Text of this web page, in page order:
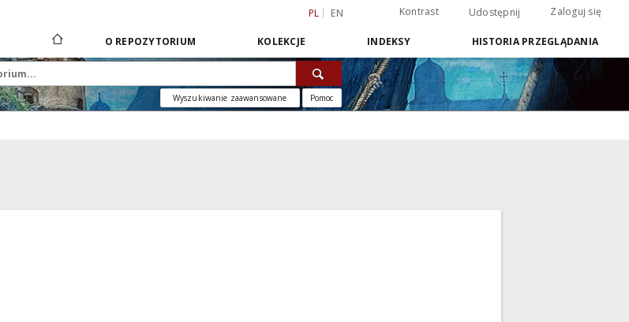
PL EN Kontrast Udostępnij Zaloguj się
O REPOZYTORIUM KOLEKCJE INDEKSY HISTORIA PRZEGLĄDANIA
Wyszukiwanie zaawansowane Pomoc